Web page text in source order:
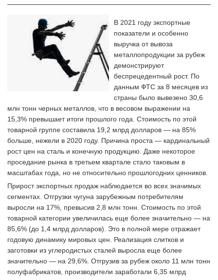
В 2021 году экспортные
показатели и особенно
выручка от вывоза
металлопродукции за рубеж
демонстрируют
беспрецедентный рост. По
данным ФТС за 8 месяцев из
страны было вывезено 30,6
млн тонн черных металлов, что в весовом выражении на
15,3% превышает итоги прошлого года. Стоимость по этой
товарной группе составила 19,2 млрд долларов — на 85%
больше, нежели в 2020 году. Причина проста — кардинальный
рост цен на сталь и конечную продукцию. Даже некоторое
проседание рынка в третьем квартале стало таковым в
масштабах года, но не относительно прошлогодних ценников.
Прирост экспортных продаж наблюдается во всех значимых
сегментах. Отгрузки чугуна зарубежным потребителям
выросли на 17%, превысив 2,8 млн тонн. Стоимость по этой
товарной категории увеличилась еще более значительно — на
85,6% (до 1,4 млрд долларов). Это в полной мере отражает
годовую динамику мировых цен. Реализация слитков и
заготовки из углеродистых сталей выросла еще более
значительно — на 29,6%. Отгрузив за рубеж около 11 млн тонн
полуфабрикатов, производители заработали 6,35 млрд